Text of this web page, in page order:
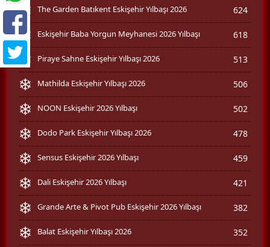
The Garden Batıkent Eskişehir Yılbaşı 2026 624
Eskişehir Baba Yorgun Meyhanesi 2026 Yılbaşı 618
Piraye Sahne Eskişehir Yılbaşı 2026 513
Mathilda Eskişehir Yılbaşı 2026 506
NOON Eskişehir 2026 Yılbaşı 502
Dodo Park Eskişehir Yılbaşı 2026 478
Sensus Eskişehir 2026 Yılbaşı 459
Dali Eskişehir 2026 Yılbaşı 421
Grande Arte & Pivot Pub Eskişehir 2026 Yılbaşı 382
Balat Eskişehir Yılbaşı 2026 352